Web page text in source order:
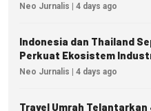
Neo Jurnalis | 4 days ago
Indonesia dan Thailand
Perkuat Ekosistem
Neo Jurnalis | 4 days ago
Travel Umrah Telantarkan